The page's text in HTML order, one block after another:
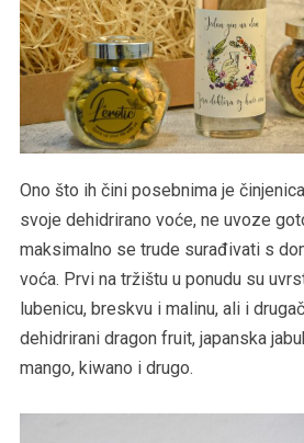
Ono što ih čini posebnima je
svoje dehidrirano voće, ne uvoze
maksimalno se trude surađivati s
voća. Prvi na tržištu u ponudu su
lubenicu, breskvu i malinu, ali i
dehidrirani dragon fruit, japanska
mango, kiwano i drugo.